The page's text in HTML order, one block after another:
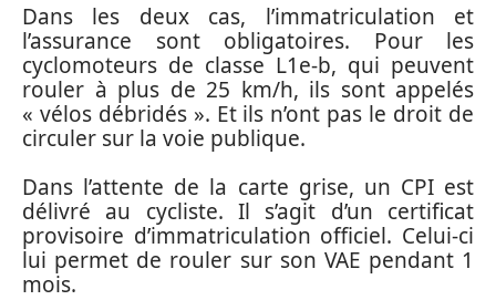
Dans les deux cas, l’immatriculation et
l’assurance sont obligatoires. Pour les
cyclomoteurs de classe L1e-b, qui peuvent
rouler à plus de 25 km/h, ils sont appelés
« vélos débridés ». Et ils n’ont pas le droit de
circuler sur la voie publique.
Dans l’attente de la carte grise, un CPI est
délivré au cycliste. Il s’agit d’un certificat
provisoire d’immatriculation officiel. Celui-ci
lui permet de rouler sur son VAE pendant 1
mois.